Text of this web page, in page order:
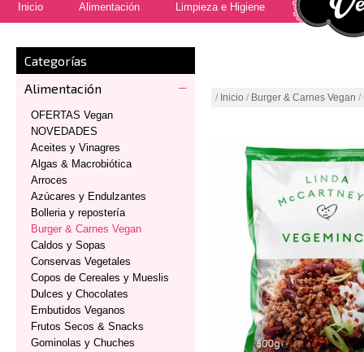
Inicio Alimentación Limpieza e Higiene
Categorías
Alimentación
OFERTAS Vegan
NOVEDADES
Aceites y Vinagres
Algas & Macrobiótica
Arroces
Azúcares y Endulzantes
Bolleria y repostería
Burger & Carnes Vegan
Caldos y Sopas
Conservas Vegetales
Copos de Cereales y Mueslis
Dulces y Chocolates
Embutidos Veganos
Frutos Secos & Snacks
Gominolas y Chuches
/ Inicio / Burger & Carnes Vegan /